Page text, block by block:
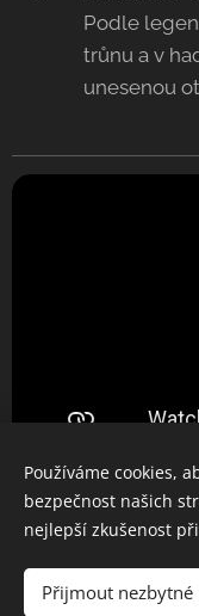
Podle
trůnu a v
unesenou
Vytvořeno
Používáme cookies,
bezpečnost našich
nejlepší zkušenost
Přijmout nezbytné